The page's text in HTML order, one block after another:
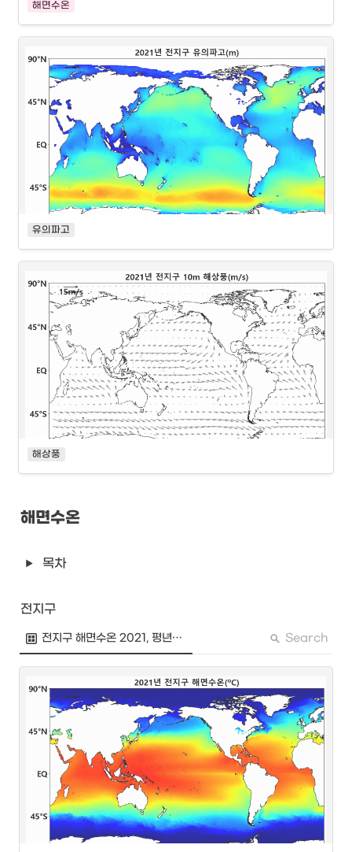
해면수온
유의파고
해상풍
해면수온
목차
전지구
전지구 해면수온 2021, 평년평균, 연편차 Search